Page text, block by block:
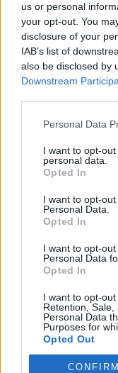
us or personal
your opt-out. You
disclosure of your
IAB’s list of
also be disclosed by
Downstream
Personal Data
I want to opt-
personal data.
Opted In
I want to opt-
Personal Data.
Opted In
I want to opt-
Personal Data
Opted In
I want to opt-out
Retention,
Personal Data
Purposes for
Opted Out
CONFIRM
PUSL (D.
PNȚCD
PNCR (Terheș)
Partidul
Arhiva sondajelor